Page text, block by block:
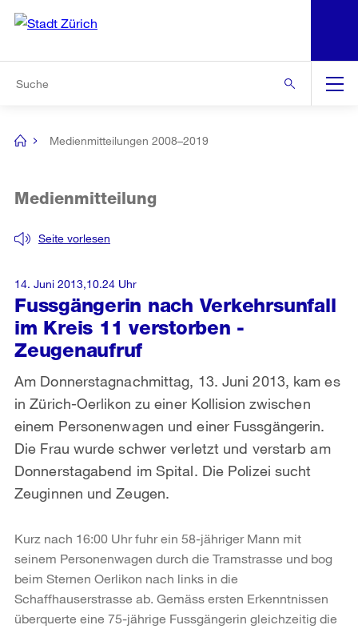
Navigation
[no
Medienmitteilungen 2008–2019
Fussgängerin nach Verkehrsunfall
im Kreis 11 verstorben -
Zeugenaufruf
Seite vorlesen
Medienmitteilung
Am Donnerstagnachmittag, 13. Juni 2013, kam es
in Zürich-Oerlikon zu einer Kollision zwischen
einem Personenwagen und einer Fussgängerin.
Die Frau wurde schwer verletzt und verstarb am
Donnerstagabend im Spital. Die Polizei sucht
Zeuginnen und Zeugen.
14. Juni 2013,10.24 Uhr
Kurz nach 16:00 Uhr fuhr ein 58-jähriger Mann mit
seinem Personenwagen durch die Tramstrasse und bog
beim Sternen Oerlikon nach links in die
Schaffhauserstrasse ab. Gemäss ersten Erkenntnissen
überquerte eine 75-jährige Fussgängerin gleichzeitig die